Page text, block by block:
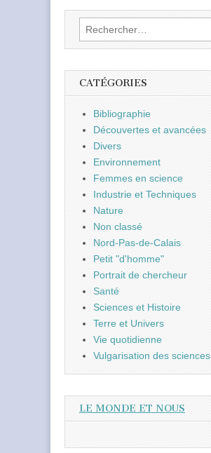
Rechercher :
CATÉGORIES
Bibliographie
Découvertes et avancées
Divers
Environnement
Femmes en science
Industrie et Techniques
Nature
Non classé
Nord-Pas-de-Calais
Petit "d'homme"
Portrait de chercheur
Santé
Sciences et Histoire
Terre et Univers
Vie quotidienne
Vulgarisation des sciences
LE MONDE ET NOUS